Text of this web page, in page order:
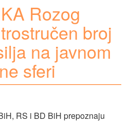
Rozog
broj
na javnom
sferi
RS i BD BiH prepoznaju